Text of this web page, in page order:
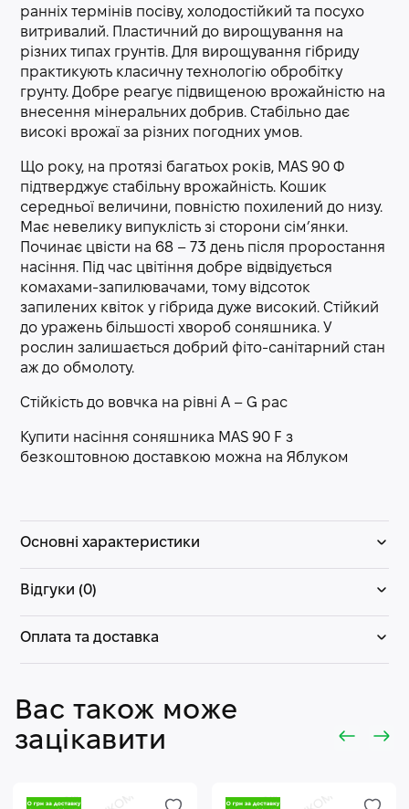
ранніх термінів посіву, холодостійкий та посухо
витривалий. Пластичний до вирощування на
різних типах грунтів. Для вирощування гібриду
практикують класичну технологію обробітку
грунту. Добре реагує підвищеною врожайністю на
внесення мінеральних добрив. Стабільно дає
високі врожаї за різних погодних умов.
Що року, на протязі багатьох років, MAS 90 Ф
підтверджує стабільну врожайність. Кошик
середньої величини, повністю похилений до низу.
Має невелику випуклість зі сторони сім’янки.
Починає цвісти на 68 – 73 день після проростання
насіння. Під час цвітіння добре відвідується
комахами-запилювачами, тому відсоток
запилених квіток у гібрида дуже високий. Стійкий
до уражень більшості хвороб соняшника. У
рослин залишається добрий фіто-санітарний стан
аж до обмолоту.
Стійкість до вовчка на рівні А – G рас
Купити насіння соняшника MAS 90 F з
безкоштовною доставкою можна на Яблуком
Основні характеристики
Відгуки (0)
Оплата та доставка
Вас також може
зацікавити